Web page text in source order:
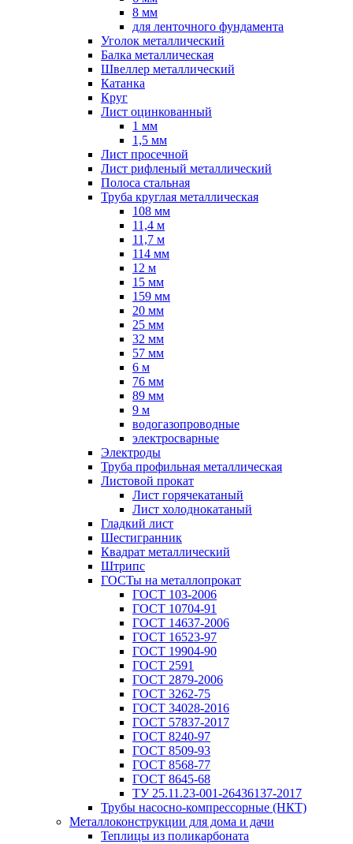
8 мм
для ленточного фундамента
Уголок металлический
Балка металлическая
Швеллер металлический
Катанка
Круг
Лист оцинкованный
1 мм
1,5 мм
Лист просечной
Лист рифленый металлический
Полоса стальная
Труба круглая металлическая
108 мм
11,4 м
11,7 м
114 мм
12 м
15 мм
159 мм
20 мм
25 мм
32 мм
57 мм
6 м
76 мм
89 мм
9 м
водогазопроводные
электросварные
Электроды
Труба профильная металлическая
Листовой прокат
Лист горячекатаный
Лист холоднокатаный
Гладкий лист
Шестигранник
Квадрат металлический
Штрипс
ГОСТы на металлопрокат
ГОСТ 103-2006
ГОСТ 10704-91
ГОСТ 14637-2006
ГОСТ 16523-97
ГОСТ 19904-90
ГОСТ 2591
ГОСТ 2879-2006
ГОСТ 3262-75
ГОСТ 34028-2016
ГОСТ 57837-2017
ГОСТ 8240-97
ГОСТ 8509-93
ГОСТ 8568-77
ГОСТ 8645-68
ТУ 25.11.23-001-26436137-2017
Трубы насосно-компрессорные (НКТ)
Металлоконструкции для дома и дачи
Теплицы из поликарбоната